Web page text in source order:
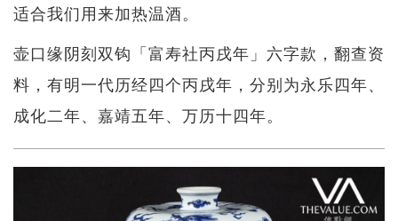
适合我们用来加热温酒。
壶口缘阴刻双钩「富寿社丙戌年」六字款，翻查资
料，有明一代历经四个丙戌年，分别为永乐四年、
成化二年、嘉靖五年、万历十四年。